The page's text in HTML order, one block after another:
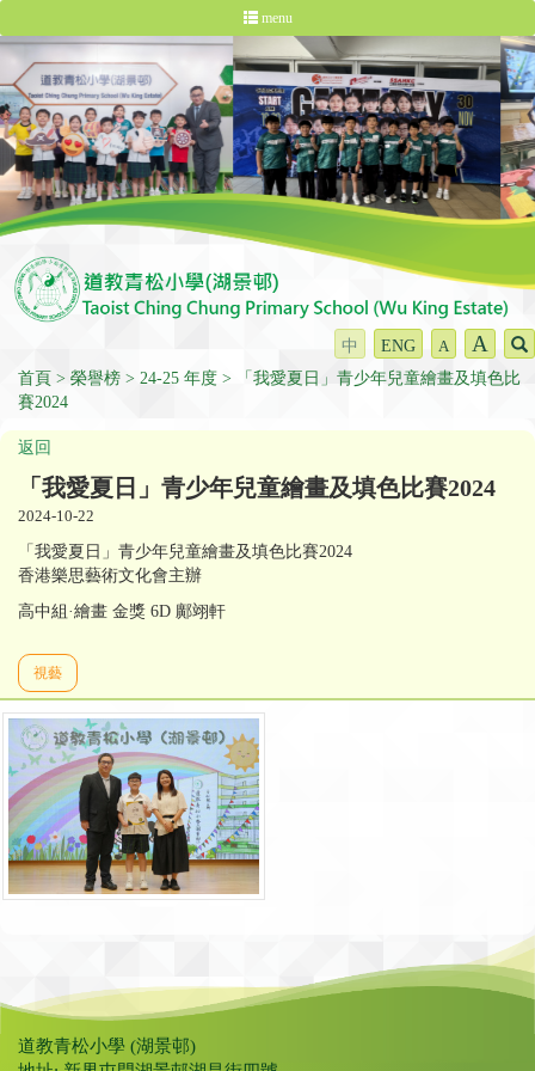
menu
中 ENG A A
首頁 榮譽榜 24-25 年度
「我愛夏日」青少年兒童繪畫及填色比
賽2024
返回
「我愛夏日」青少年兒童繪畫及填色比賽2024
2024-10-22
「我愛夏日」青少年兒童繪畫及填色比賽2024
香港樂思藝術文化會主辦
高中組·繪畫 金獎 6D 鄺翊軒
視藝
道教青松小學 (湖景邨)